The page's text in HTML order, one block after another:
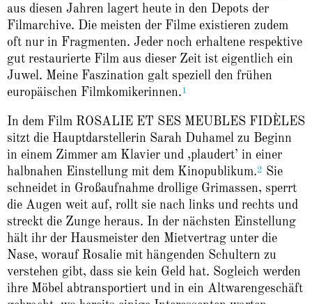
aus diesen Jahren lagert heute in den Depots der
Filmarchive. Die meisten der Filme existieren zudem
oft nur in Fragmenten. Jeder noch erhaltene respektive
gut restaurierte Film aus dieser Zeit ist eigentlich ein
Juwel. Meine Faszination galt speziell den frühen
europäischen Filmkomikerinnen.1
In dem Film ROSALIE ET SES MEUBLES FIDÈLES
sitzt die Hauptdarstellerin Sarah Duhamel zu Beginn
in einem Zimmer am Klavier und ‚plaudert’ in einer
halbnahen Einstellung mit dem Kinopublikum.2 Sie
schneidet in Großaufnahme drollige Grimassen, sperrt
die Augen weit auf, rollt sie nach links und rechts und
streckt die Zunge heraus. In der nächsten Einstellung
hält ihr der Hausmeister den Mietvertrag unter die
Nase, worauf Rosalie mit hängenden Schultern zu
verstehen gibt, dass sie kein Geld hat. Sogleich werden
ihre Möbel abtransportiert und in ein Altwarengeschäft